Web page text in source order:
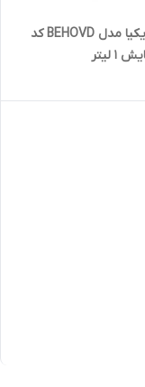
فلاسک ایکیا مدل BEHOVD کد